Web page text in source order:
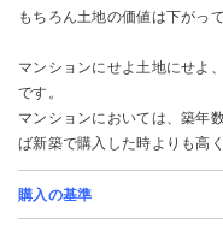
もちろん土地の価値は下がっ
マンションにせよ土地にせよ
です。
マンションにおいては、築年
ば新築で購入した時よりも高
購入の基準